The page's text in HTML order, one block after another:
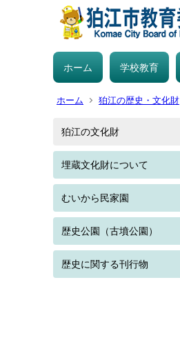
ホーム 学校教育
ホーム 狛江の歴史・文化財
狛江の文化財
埋蔵文化財について
むいから民家園
歴史公園（古墳公園）
歴史に関する刊行物